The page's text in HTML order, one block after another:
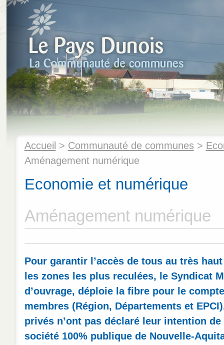
Accueil > Communauté de communes >
Aménagement numérique
Economie et numérique
Aménagement numérique
Pour garantir l’accès de tous au très
les zones les plus reculées, le Syndicat
d’ouvrage, déploie la fibre pour le
membres (Région, Départements et
privés n’ont pas déclaré leur intention de
société 100% publique de Nouvelle-